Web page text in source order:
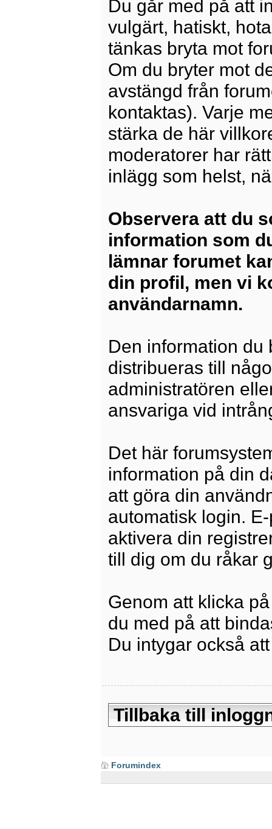
Du går med på att
vulgärt, hatiskt,
tänkas bryta mot
Om du bryter mot
avstängd från
kontaktas). Varje
stärka de här
moderatorer har
inlägg som helst,
Observera att du
information som
lämnar forumet
din profil, men vi
användarnamn.
Den information du
distribueras till
administratören
ansvariga vid
Det här
information på din
att göra din
automatisk login.
aktivera din
till dig om du råkar
Genom att klicka
du med på att
Du intygar också
Tillbaka till
Forumindex